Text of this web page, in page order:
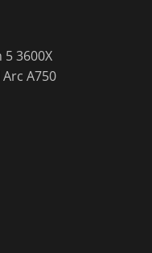
5 3600X
Arc A750